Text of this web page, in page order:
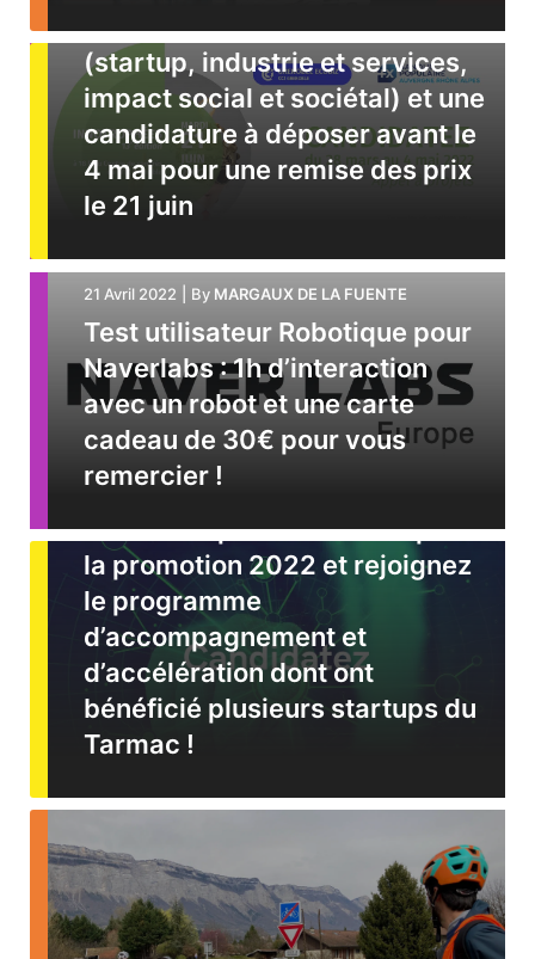
Innotrophées 2022 : 3 prix
(startup, industrie et services,
impact social et sociétal) et une
candidature à déposer avant le
4 mai pour une remise des prix
le 21 juin
21 Avril 2022 By MARGAUX DE LA FUENTE
Test utilisateur Robotique pour
Naverlabs : 1h d’interaction
avec un robot et une carte
cadeau de 30€ pour vous
remercier !
21 Avril 2022 By MARGAUX DE LA FUENTE
HPE startups : candidatez pour
la promotion 2022 et rejoignez
le programme
d’accompagnement et
d’accélération dont ont
bénéficié plusieurs startups du
Tarmac !